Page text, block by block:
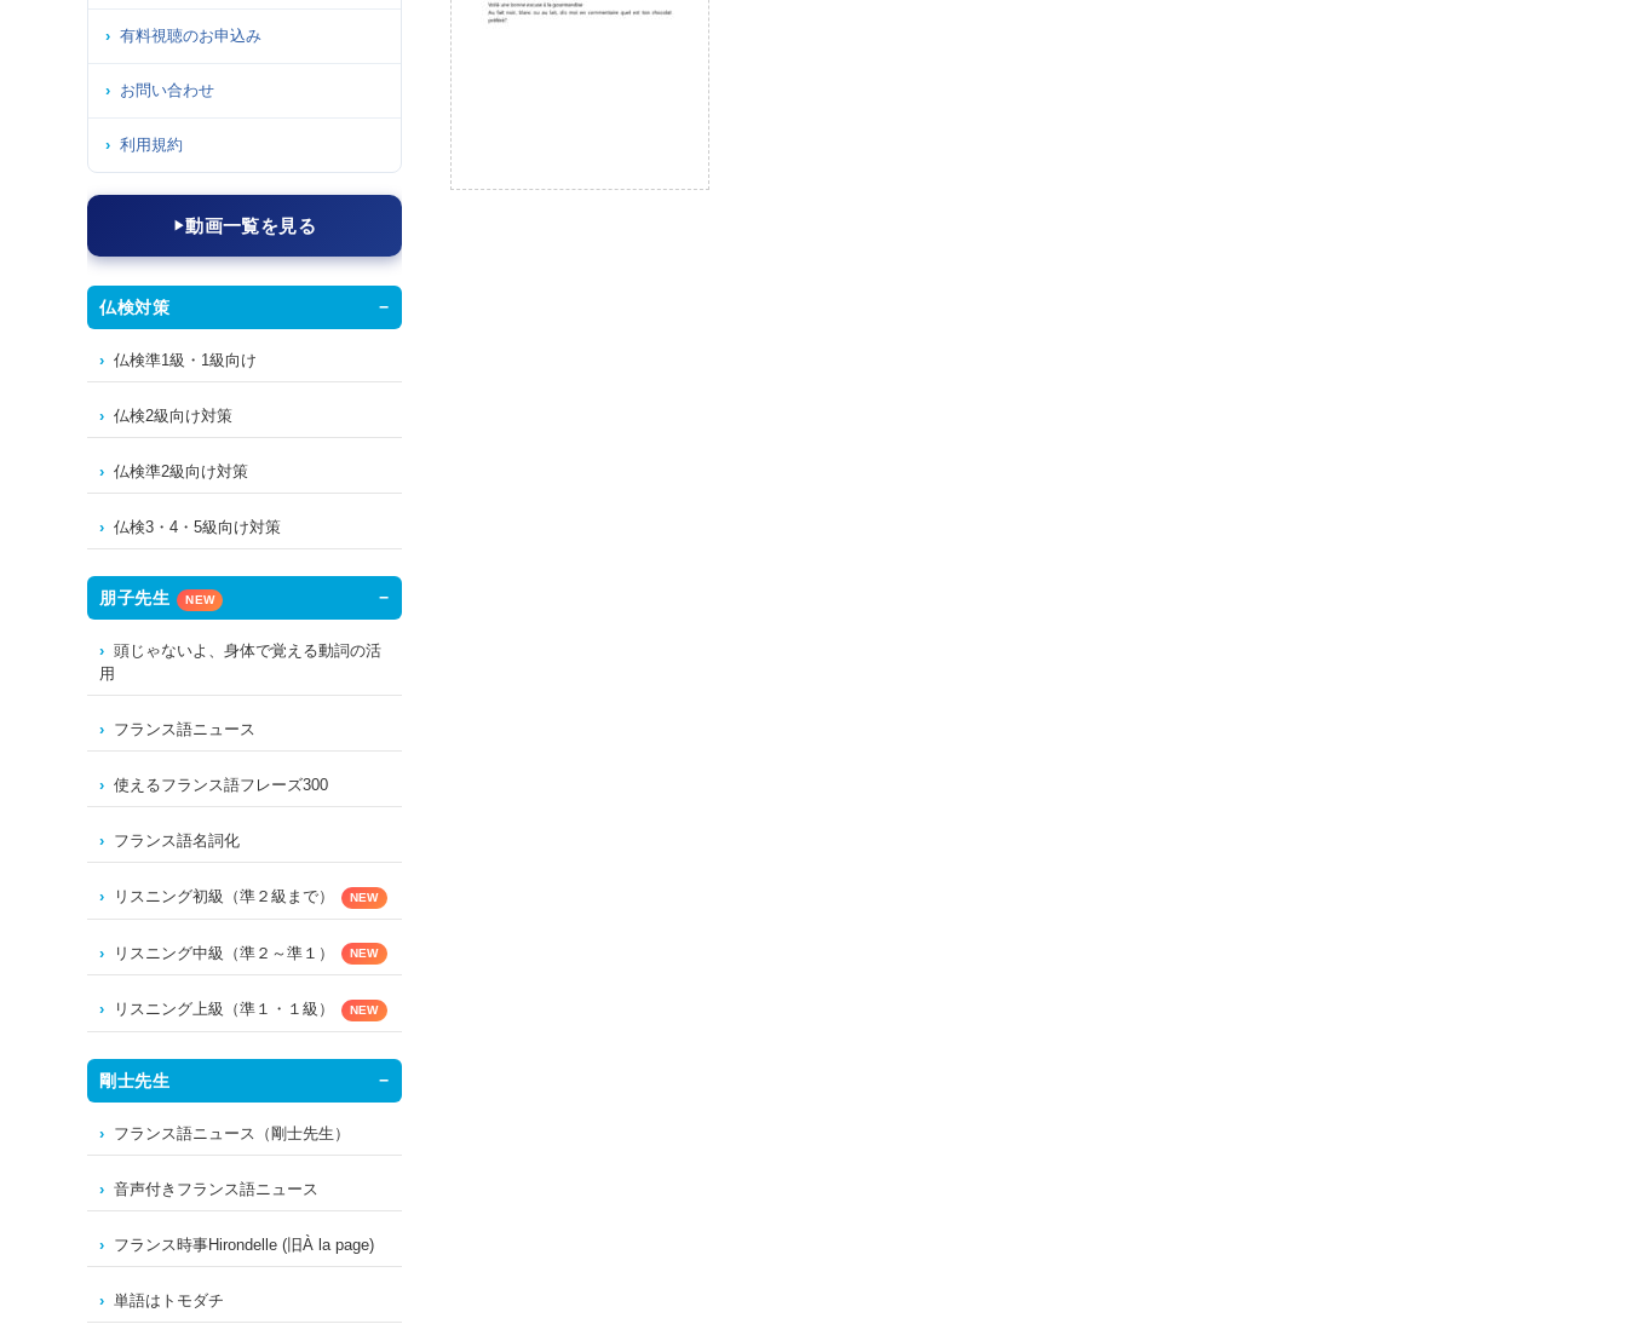
有料視聴のお申込み
お問い合わせ
利用規約
動画一覧を見る
仏検対策
仏検準1級・1級向け
仏検2級向け対策
仏検準2級向け対策
仏検3・4・5級向け対策
朋子先生 NEW
頭じゃないよ、身体で覚える動詞の活
用
フランス語ニュース
使えるフランス語フレーズ300
フランス語名詞化
リスニング初級（準２級まで） NEW
リスニング中級（準２～準１） NEW
リスニング上級（準１・１級） NEW
剛士先生
フランス語ニュース（剛士先生）
音声付きフランス語ニュース
フランス時事Hirondelle (旧À la page)
単語はトモダチ